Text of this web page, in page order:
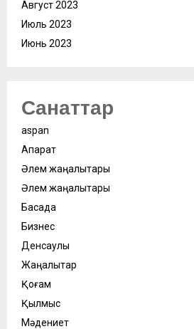
Август 2023
Июль 2023
Июнь 2023
Санаттар
aspan
Ақпарат
Әлем жаңалықтары
Әлем жаңалықтары
Басқада
Бизнес
Денсаулық
Жаңалықтар
Қоғам
Қылмыс
Мәдениет